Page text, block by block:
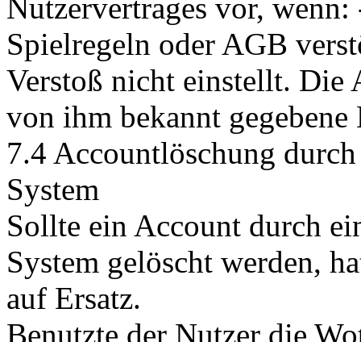
Nutzervertrages vor,
Spielregeln oder AGB
Verstoß nicht einstellt. Die
von ihm bekannt
7.4 Accountlöschung
System
Sollte ein Account durch
System gelöscht werden,
auf Ersatz.
Benutzte der Nutzer die